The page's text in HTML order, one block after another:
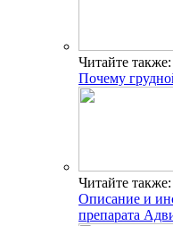
Читайте также:
Почему
Читайте также:
Описание и
препарата